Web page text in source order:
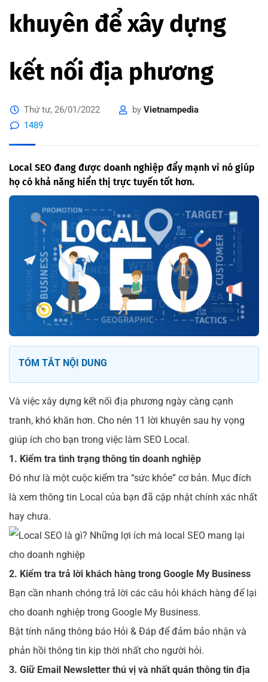
khuyên để xây dựng
kết nối địa phương
Thứ tư, 26/01/2022 by Vietnampedia
1489
Local SEO đang được doanh nghiệp đẩy mạnh vì nó giúp
họ có khả năng hiển thị trực tuyến tốt hơn.
TÓM TẮT NỘI DUNG
Và việc xây dựng kết nối địa phương ngày càng cạnh
tranh, khó khăn hơn. Cho nên 11 lời khuyên sau hy vọng
giúp ích cho bạn trong việc làm SEO Local.
1. Kiểm tra tình trạng thông tin doanh nghiệp
Đó như là một cuộc kiểm tra “sức khỏe” cơ bản. Mục đích
là xem thông tin Local của bạn đã cập nhật chính xác nhất
hay chưa.
2. Kiểm tra trả lời khách hàng trong Google My Business
Bạn cần nhanh chóng trả lời các câu hỏi khách hàng để lại
cho doanh nghiệp trong Google My Business.
Bật tính năng thông báo Hỏi & Đáp để đảm bảo nhận và
phản hồi thông tin kịp thời nhất cho người hỏi.
3. Giữ Email Newsletter thú vị và nhất quán thông tin địa